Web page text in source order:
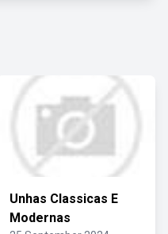
Unhas Classicas E
Modernas